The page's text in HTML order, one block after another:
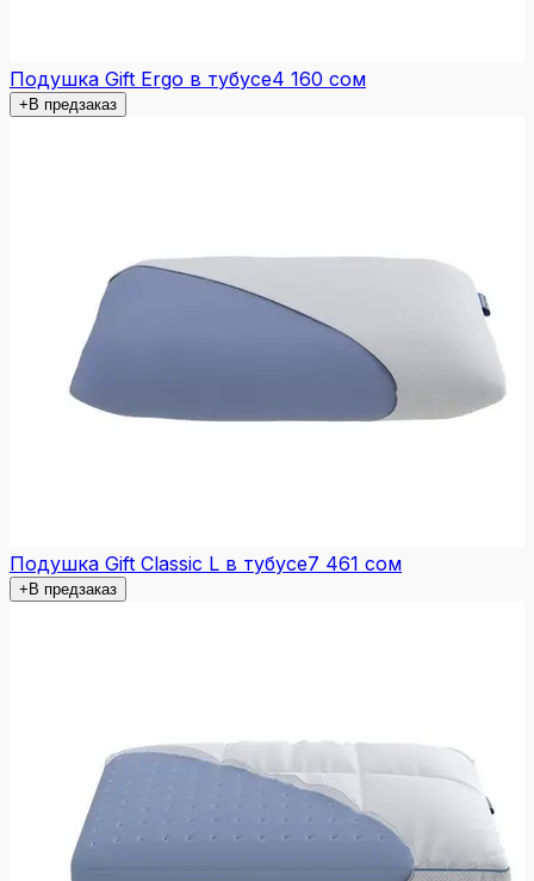
Подушка Gift Ergo в тубусе4 160 сом
+В предзаказ
Подушка Gift Classic L в тубусе7 461 сом
+В предзаказ